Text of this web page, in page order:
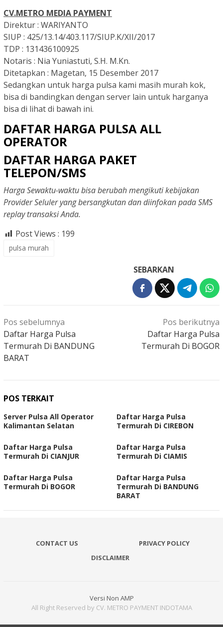
CV.METRO MEDIA PAYMENT
Direktur : WARIYANTO
SIUP : 425/13.14/403.117/SIUP.K/XII/2017
TDP : 131436100925
Notaris : Nia Yuniastuti, S.H. M.Kn.
Ditetapkan : Magetan, 15 Desember 2017
Sedangkan untuk harga pulsa kami masih murah kok,
bisa di bandingkan dengan server lain untuk harganya
bisa di lihat di bawah ini.
DAFTAR HARGA PULSA ALL
OPERATOR
DAFTAR HARGA PAKET
TELEPON/SMS
Harga Sewaktu-waktu bisa berubah mengikuti kebijakan
Provider Seluler yang bersangkutan dan diinfokan pada SMS
replay transaksi Anda.
Post Views : 199
pulsa murah
SEBARKAN
Navigasi
pos
Pos sebelumnya
Daftar Harga Pulsa
Termurah Di BANDUNG
BARAT
Pos berikutnya
Daftar Harga Pulsa
Termurah Di BOGOR
POS TERKAIT
Server Pulsa All Operator
Kalimantan Selatan
Daftar Harga Pulsa
Termurah Di CIREBON
Daftar Harga Pulsa
Termurah Di CIANJUR
Daftar Harga Pulsa
Termurah Di CIAMIS
Daftar Harga Pulsa
Termurah Di BOGOR
Daftar Harga Pulsa
Termurah Di BANDUNG
BARAT
CONTACT US
PRIVACY POLICY
DISCLAIMER
Versi Non AMP
All Right Reserved by CV. METRO PAYMENT INDOTAMA